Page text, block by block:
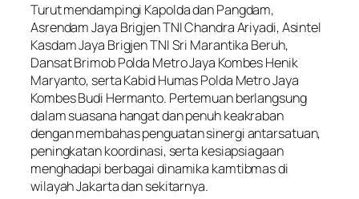
Turut mendampingi Kapolda dan Pangdam,
Asrendam Jaya Brigjen TNI Chandra Ariyadi, Asintel
Kasdam Jaya Brigjen TNI Sri Marantika Beruh,
Dansat Brimob Polda Metro Jaya Kombes Henik
Maryanto, serta Kabid Humas Polda Metro Jaya
Kombes Budi Hermanto. Pertemuan berlangsung
dalam suasana hangat dan penuh keakraban
dengan membahas penguatan sinergi antarsatuan,
peningkatan koordinasi, serta kesiapsiagaan
menghadapi berbagai dinamika kamtibmas di
wilayah Jakarta dan sekitarnya.